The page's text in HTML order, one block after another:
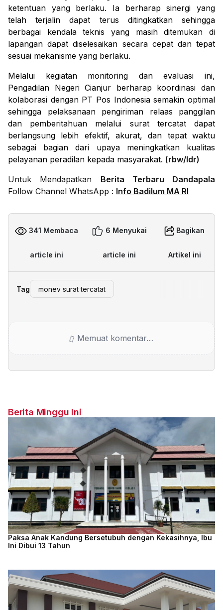
ketentuan yang berlaku. Ia berharap sinergi yang
telah terjalin dapat terus ditingkatkan sehingga
berbagai kendala teknis yang masih ditemukan di
lapangan dapat diselesaikan secara cepat dan tepat
sesuai mekanisme yang berlaku.
Melalui kegiatan monitoring dan evaluasi ini,
Pengadilan Negeri Cianjur berharap koordinasi dan
kolaborasi dengan PT Pos Indonesia semakin optimal
sehingga pelaksanaan pengiriman relaas panggilan
dan pemberitahuan melalui surat tercatat dapat
berlangsung lebih efektif, akurat, dan tepat waktu
sebagai bagian dari upaya meningkatkan kualitas
pelayanan peradilan kepada masyarakat. (rbw/ldr)
Untuk Mendapatkan Berita Terbaru Dandapala
Follow Channel WhatsApp : Info Badilum MA RI
341 Membaca
article ini
6 Menyukai
article ini
Bagikan
Artikel ini
Tag monev surat tercatat
Memuat komentar…
Berita Minggu Ini
Paksa Anak Kandung Bersetubuh dengan Kekasihnya, Ibu
Ini Dibui 13 Tahun